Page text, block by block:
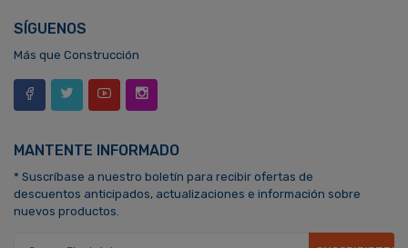
SÍGUENOS
Más que Construcción
MANTENTE INFORMADO
* Suscríbase a nuestro boletín para recibir ofertas de
descuentos anticipados, actualizaciones e información sobre
nuevos productos.